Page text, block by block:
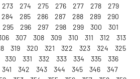
273 274 275 276 277 278
279
284 285 286 287 288 289
290
295 296 297 298 299 300
301
307 308 309 310 311 312
313
319 320 321 322 323 324
325
330 331 332 333 334 335
336
341 342 343 344 345 346
347